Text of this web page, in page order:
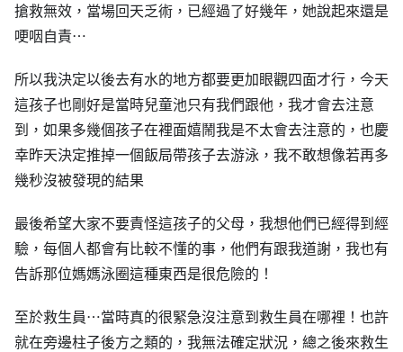
搶救無效，當場回天乏術，已經過了好幾年，她說起來還是
哽咽自責⋯
所以我決定以後去有水的地方都要更加眼觀四面才行，今天
這孩子也剛好是當時兒童池只有我們跟他，我才會去注意
到，如果多幾個孩子在裡面嬉鬧我是不太會去注意的，也慶
幸昨天決定推掉一個飯局帶孩子去游泳，我不敢想像若再多
幾秒沒被發現的結果
最後希望大家不要責怪這孩子的父母，我想他們已經得到經
驗，每個人都會有比較不懂的事，他們有跟我道謝，我也有
告訴那位媽媽泳圈這種東西是很危險的！
至於救生員⋯當時真的很緊急沒注意到救生員在哪裡！也許
就在旁邊柱子後方之類的，我無法確定狀況，總之後來救生